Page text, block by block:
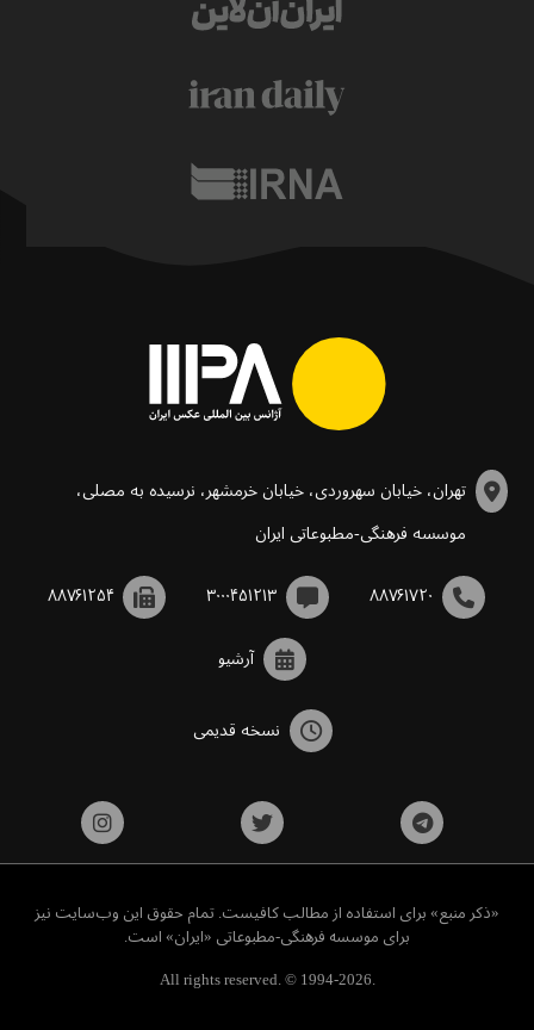
تهران، خیابان سهروردی، خیابان خرمشهر، نرسیده به مصلی،
موسسه فرهنگی-مطبوعاتی ایران
۸۸۷۶۱۷۲۰ ۳۰۰۰۴۵۱۲۱۳ ۸۸۷۶۱۲۵۴
آرشیو
نسخه قدیمی
«ذکر منبع» برای استفاده از مطالب کافیست. تمام حقوق این وب‌سایت نیز
برای موسسه فرهنگی-مطبوعاتی «ایران» است.
All rights reserved. © 1994-2026.